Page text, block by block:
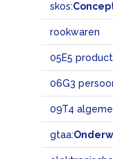
skos:
rookwaren
05E5
06G3
09T4
gtaa: